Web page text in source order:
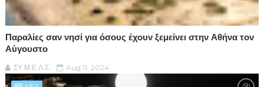
Παραλίες σαν νησί για όσους έχουν ξεμείνει στην Αθήνα τον
Αύγουστο
ΣΥ.Μ.Ε.Λ.Σ. Aug 11, 2024